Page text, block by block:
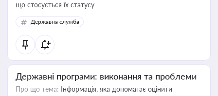
що стосується їх статусу
Державна служба
Державні програми: виконання та проблеми
Про що тема: Інформація, яка допомагає оцінити